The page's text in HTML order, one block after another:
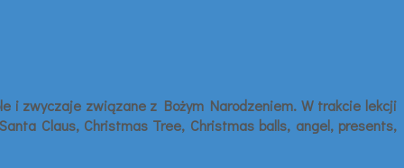
i zwyczaje związane z Bożym Narodzeniem. W trakcie lekcji
Claus, Christmas Tree, Christmas balls, angel, presents,